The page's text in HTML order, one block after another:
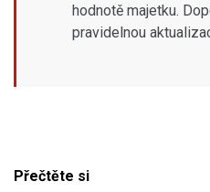
hodnotě majetku.
pravidelnou
Přečtěte si